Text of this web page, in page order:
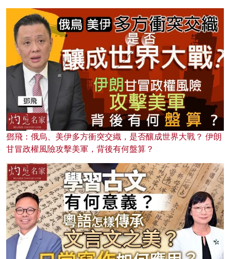
鄧飛：俄烏、美伊多方衝突交織，是否釀成世界大戰？ 伊朗
甘冒政權風險攻擊美軍，背後有何盤算？